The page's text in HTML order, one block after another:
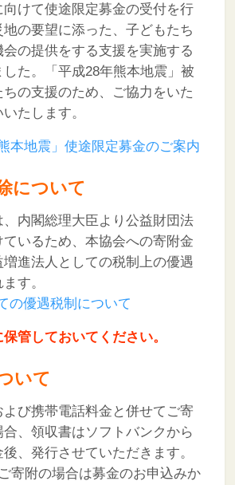
けて使途限定募金の受付を行
の要望に添った、子どもたち
の提供をする支援を実施する
た。
「平成28年熊本地震」被
の支援のため、ご協力をいた
たします。
本地震」使途限定募金のご案内
について
、内閣総理大臣より公益財団法
ているため、本協会への寄附金
進法人としての税制上の優遇
す。
の優遇税制について
管しておいてください。
いて
よび携帯電話料金と併せてご寄
、領収書はソフトバンクから
、発行させていただきます。
寄附の場合は募金のお申込みか